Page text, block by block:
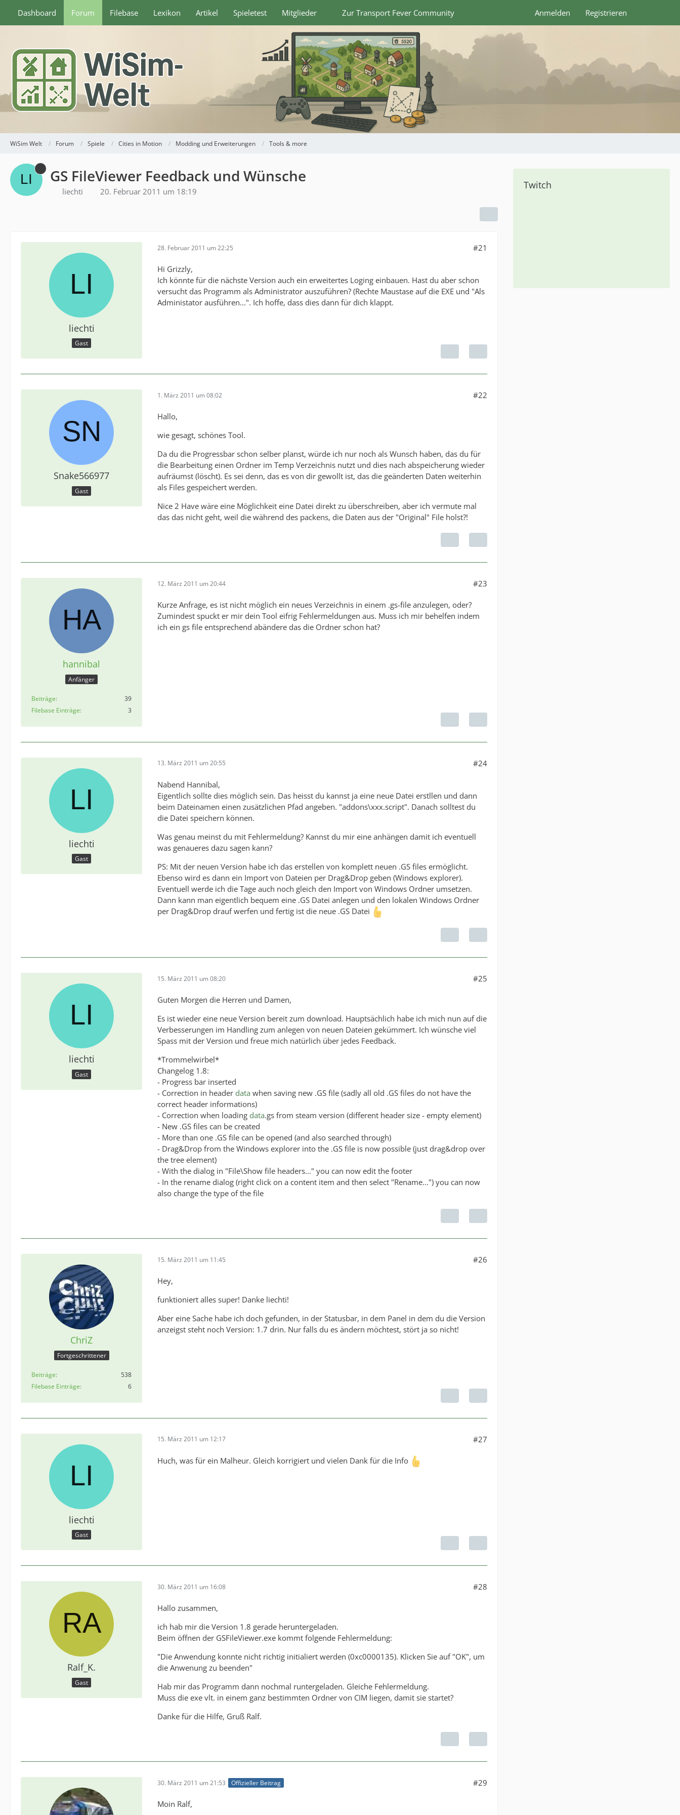
Dashboard Forum Filebase Lexikon Artikel Spieletest Mitglieder Zur Transport Fever Community Anmelden Registrieren
WiSim Welt Forum Spiele Cities in Motion Modding und Erweiterungen Tools & more
GS FileViewer Feedback und Wünsche
liechti 20. Februar 2011 um 18:19
liechti
Gast
28. Februar 2011 um 22:25 #21
Hi Grizzly,
Ich könnte für die nächste Version auch ein erweitertes Loging einbauen. Hast du aber schon
versucht das Programm als Administrator auszuführen? (Rechte Maustase auf die EXE und "Als
Administator ausführen...". Ich hoffe, dass dies dann für dich klappt.
Snake566977
Gast
1. März 2011 um 08:02 #22
Hallo,
wie gesagt, schönes Tool.
Da du die Progressbar schon selber planst, würde ich nur noch als Wunsch haben, das du für
die Bearbeitung einen Ordner im Temp Verzeichnis nutzt und dies nach abspeicherung wieder
aufräumst (löscht). Es sei denn, das es von dir gewollt ist, das die geänderten Daten weiterhin
als Files gespeichert werden.
Nice 2 Have wäre eine Möglichkeit eine Datei direkt zu überschreiben, aber ich vermute mal
das das nicht geht, weil die während des packens, die Daten aus der "Original" File holst?!
hannibal
Anfänger
Beiträge
39
Filebase Einträge
3
12. März 2011 um 20:44 #23
Kurze Anfrage, es ist nicht möglich ein neues Verzeichnis in einem .gs-file anzulegen, oder?
Zumindest spuckt er mir dein Tool eifrig Fehlermeldungen aus. Muss ich mir behelfen indem
ich ein gs file entsprechend abändere das die Ordner schon hat?
liechti
Gast
13. März 2011 um 20:55 #24
Nabend Hannibal,
Eigentlich sollte dies möglich sein. Das heisst du kannst ja eine neue Datei erstllen und dann
beim Dateinamen einen zusätzlichen Pfad angeben. "addons\xxx.script". Danach solltest du
die Datei speichern können.
Was genau meinst du mit Fehlermeldung? Kannst du mir eine anhängen damit ich eventuell
was genaueres dazu sagen kann?
PS: Mit der neuen Version habe ich das erstellen von komplett neuen .GS files ermöglicht.
Ebenso wird es dann ein Import von Dateien per Drag&Drop geben (Windows explorer).
Eventuell werde ich die Tage auch noch gleich den Import von Windows Ordner umsetzen.
Dann kann man eigentlich bequem eine .GS Datei anlegen und den lokalen Windows Ordner
per Drag&Drop drauf werfen und fertig ist die neue .GS Datei
liechti
Gast
15. März 2011 um 08:20 #25
Guten Morgen die Herren und Damen,
Es ist wieder eine neue Version bereit zum download. Hauptsächlich habe ich mich nun auf die
Verbesserungen im Handling zum anlegen von neuen Dateien gekümmert. Ich wünsche viel
Spass mit der Version und freue mich natürlich über jedes Feedback.
*Trommelwirbel*
Changelog 1.8:
- Progress bar inserted
- Correction in header data when saving new .GS file (sadly all old .GS files do not have the
correct header informations)
- Correction when loading data.gs from steam version (different header size - empty element)
- New .GS files can be created
- More than one .GS file can be opened (and also searched through)
- Drag&Drop from the Windows explorer into the .GS file is now possible (just drag&drop over
the tree element)
- With the dialog in "File\Show file headers..." you can now edit the footer
- In the rename dialog (right click on a content item and then select "Rename...") you can now
also change the type of the file
ChriZ
Fortgeschrittener
Beiträge
538
Filebase Einträge
6
15. März 2011 um 11:45 #26
Hey,
funktioniert alles super! Danke liechti!
Aber eine Sache habe ich doch gefunden, in der Statusbar, in dem Panel in dem du die Version
anzeigst steht noch Version: 1.7 drin. Nur falls du es ändern möchtest, stört ja so nicht!
liechti
Gast
15. März 2011 um 12:17 #27
Huch, was für ein Malheur. Gleich korrigiert und vielen Dank für die Info
Ralf_K.
Gast
30. März 2011 um 16:08 #28
Hallo zusammen,
ich hab mir die Version 1.8 gerade heruntergeladen.
Beim öffnen der GSFileViewer.exe kommt folgende Fehlermeldung:
"Die Anwendung konnte nicht richtig initialiert werden (0xc0000135). Klicken Sie auf "OK", um
die Anwenung zu beenden"
Hab mir das Programm dann nochmal runtergeladen. Gleiche Fehlermeldung.
Muss die exe vlt. in einem ganz bestimmten Ordner von CIM liegen, damit sie startet?
Danke für die Hilfe, Gruß Ralf.
30. März 2011 um 21:53 Offizieller Beitrag #29
Moin Ralf,
Twitch